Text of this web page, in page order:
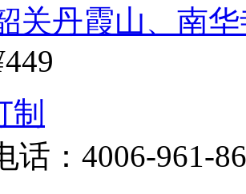
关丹霞山、南
制
话：4006-961-